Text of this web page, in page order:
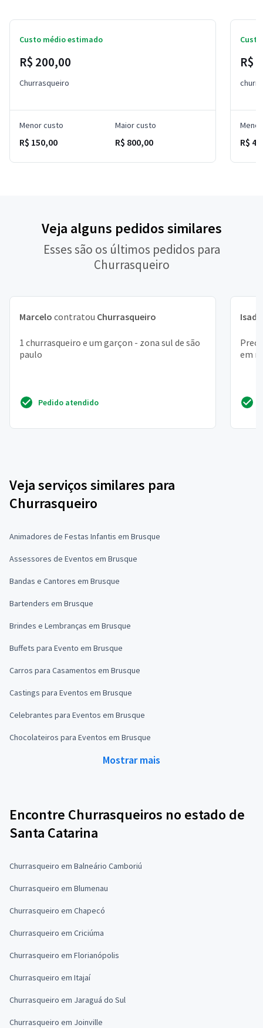
Custo médio estimado
R$ 200,00
Churrasqueiro
Menor custo
R$ 150,00
Maior custo
R$ 800,00
R$
R$
Veja alguns pedidos similares
Esses são os últimos pedidos para
Churrasqueiro
Marcelo contratou Churrasqueiro
1 churrasqueiro e um garçon - zona sul de são
paulo
Pedido atendido
em
Veja serviços similares para
Churrasqueiro
Animadores de Festas Infantis em Brusque
Assessores de Eventos em Brusque
Bandas e Cantores em Brusque
Bartenders em Brusque
Brindes e Lembranças em Brusque
Buffets para Evento em Brusque
Carros para Casamentos em Brusque
Castings para Eventos em Brusque
Celebrantes para Eventos em Brusque
Chocolateiros para Eventos em Brusque
Mostrar mais
Encontre Churrasqueiros no estado de
Santa Catarina
Churrasqueiro em Balneário Camboriú
Churrasqueiro em Blumenau
Churrasqueiro em Chapecó
Churrasqueiro em Criciúma
Churrasqueiro em Florianópolis
Churrasqueiro em Itajaí
Churrasqueiro em Jaraguá do Sul
Churrasqueiro em Joinville